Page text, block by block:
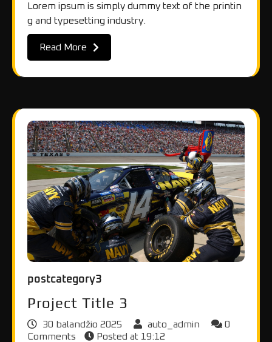
Lorem ipsum is simply dummy text of the printin
g and typesetting industry.
Read More
postcategory3
Project Title 3
30 balandžio 2025 auto_admin
0
Comments
Posted at 19:12